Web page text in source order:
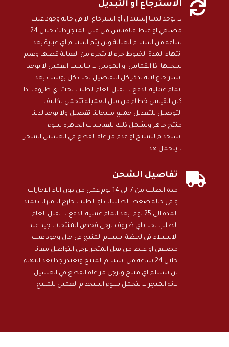
 الاسترجاع او التبديل
لا يوجد لدينا إستبدال أو استرجاع الا في حالة وجود عيب
مصنعي او غلط فالقياس من قبل المتجر ذلك خلال 24
ساعه من استلام العباية ولن يتم استلام اي عباية بعد
انتهاء المدة الخيوط جزء لا يتجزء من العباية قصها وعدم
سحبها اذا القماش او الموديل لا يناسب العميل لا يوجد
استراجاع لانه نذكر كل التفاصيل تحت كل بوست بعد
اتمام عملية الدفع لا نقبل الغاء الطلب تحت اي ظروف اذا
كان القياس خطاء من قبل العميله تتحمل تكاليف
التوصيل للتعديل جميع منتجاتنا تفصيل ولا يوجد لدينا
منتج جاهز ويشمل ذلك للقياسات الجاهزه سوء
استخدام للمنتج او عدم مراعاة القطع في الغسيل المتجر
لايتحمل هذا
 تفاصيل الشحن
مدة الطلب من 7 الى 14 يوم عمل من دون ايام الاجازات
و في حالة ضغط الطلبيات او الطلب خارج الامارات تمتد
المدة الى 25 يوم بعد اتمام عملية الدفع لا نقبل الغاء
الطلب تحت اي ظروف يرجى فحص المنتجات جيد عند
الاستلام في لحظة استلام المنتج في حال وجود عيب
مصنعي او غلط من قبل المتجر يرجى التواصل معانا
خلال 24 ساعه من استلام المنتج ونعتذر جدا بعد انتهاء
لن نستلم اي منتج ويرجى مراعاة القطع في الغسيل
لانه المتجر لا يتحمل سوء استخدام العميل للمنتج